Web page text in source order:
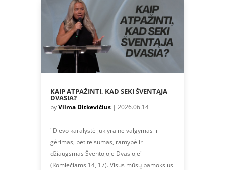
KAIP ATPAŽINTI, KAD SEKI ŠVENTĄJA
DVASIA?
byVilma Ditkevičius| 2026.06.14
"Dievo karalystė juk yra ne valgymas ir
gėrimas, bet teisumas, ramybė ir
džiaugsmas Šventojoje Dvasioje"
(Romiečiams 14, 17). Visus mūsų pamokslus